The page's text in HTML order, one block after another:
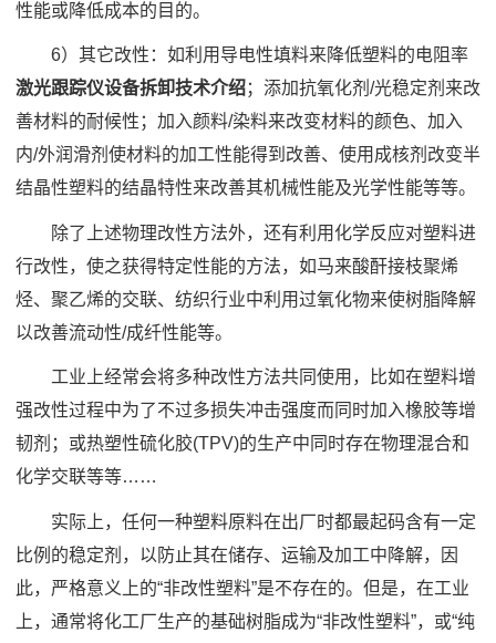
性能或降低成本的目的。
6）其它改性：如利用导电性填料来降低塑料的电阻率
激光跟踪仪设备拆卸技术介绍；添加抗氧化剂/光稳定剂来改
善材料的耐候性；加入颜料/染料来改变材料的颜色、加入
内/外润滑剂使材料的加工性能得到改善、使用成核剂改变半
结晶性塑料的结晶特性来改善其机械性能及光学性能等等。
除了上述物理改性方法外，还有利用化学反应对塑料进
行改性，使之获得特定性能的方法，如马来酸酐接枝聚烯
烃、聚乙烯的交联、纺织行业中利用过氧化物来使树脂降解
以改善流动性/成纤性能等。
工业上经常会将多种改性方法共同使用，比如在塑料增
强改性过程中为了不过多损失冲击强度而同时加入橡胶等增
韧剂；或热塑性硫化胶(TPV)的生产中同时存在物理混合和
化学交联等等……
实际上，任何一种塑料原料在出厂时都最起码含有一定
比例的稳定剂，以防止其在储存、运输及加工中降解，因
此，严格意义上的“非改性塑料”是不存在的。但是，在工业
上，通常将化工厂生产的基础树脂成为“非改性塑料”，或“纯